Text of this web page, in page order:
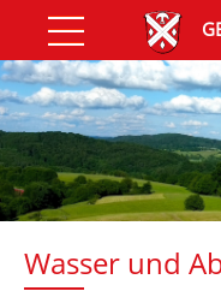
Wasser und